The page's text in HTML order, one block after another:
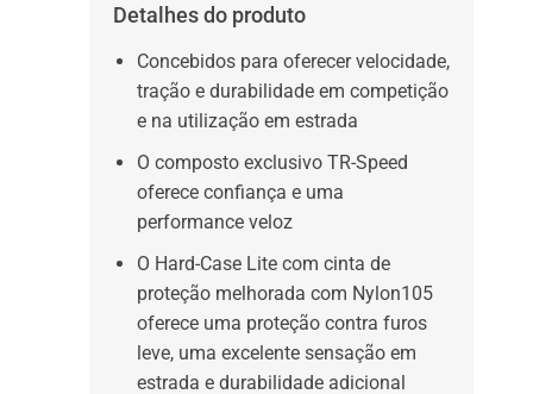
Detalhes do produto
Concebidos para oferecer velocidade,
tração e durabilidade em competição
e na utilização em estrada
O composto exclusivo TR-Speed
oferece confiança e uma
performance veloz
O Hard-Case Lite com cinta de
proteção melhorada com Nylon105
oferece uma proteção contra furos
leve, uma excelente sensação em
estrada e durabilidade adicional